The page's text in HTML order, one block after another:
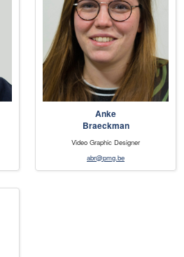
Anke
Braeckman
Video Graphic Designer
abr@pmg.be